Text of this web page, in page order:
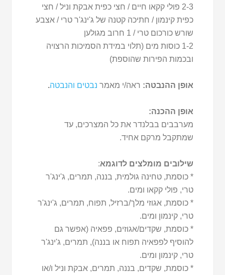
2-3 פולי קקאו חיים / חצי כפית אבקת וניל / חצי
כפית קינמון / חתיכה קטנה של ג'ינג'ר טרי / אצבע
שורש כורכום טרי / 1 חרוב מגולען
1-2 כוסות מים (תלוי במידת הסמיכות הרצויה
ובכמות הפירות שהוספת)
אופן ההנבטה: ראה/י מאמר נבטים והנבטה.
אופן ההכנה:
מערבבים בבלנדר את כל המצרכים, עד
שמתקבל מרקם אחיד.
שילובים מומלצים לדוגמא:
* כוסמת, טחינה גולמית, בננה, תמרים, ג'ינג'ר
טרי, פולי קקאו ומים.
* כוסמת, אגוזי מלך/ברזיל, תפוח, תמרים, ג'ינג'ר
טרי, קינמון ומים.
* כוסמת, שקדים/אגוזים, פפאיה (אפשר גם
להוסיף לפפאיה תפוח או בננה), תמרים, ג'ינג'ר
טרי, קינמון ומים.
* כוסמת, שקדים, בננה, תמרים, אבקת וניל ו/או